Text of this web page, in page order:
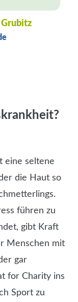
eine seltene
die Haut so
führen zu
gibt Kraft
Menschen mit
gar
for Charity ins
Sport zu